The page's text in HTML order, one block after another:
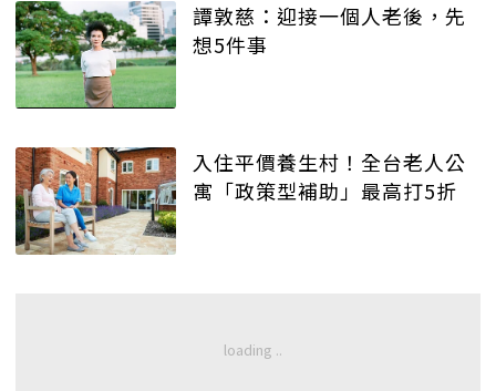
譚敦慈：迎接一個人老後，先
想5件事
入住平價養生村！全台老人公
寓「政策型補助」最高打5折